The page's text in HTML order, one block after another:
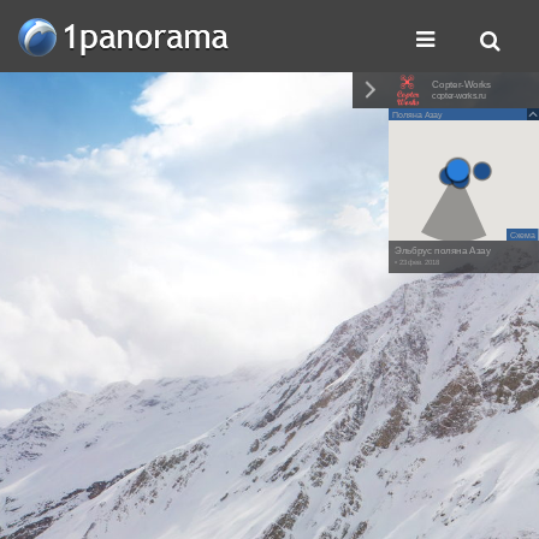
Copter-Works
copter-works.ru
Поляна Азау
Схема
Эльбрус поляна Азау
• 23 фев. 2018